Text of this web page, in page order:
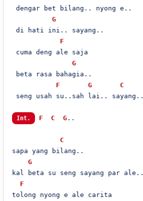
dengar bet bilang.. nyong e..
G
di hati ini.. sayang..
F
cuma deng ale saja
G
beta rasa bahagia..
F
G
C
seng usah su..sah lai.. sayang..
Int. F C G..
C
sapa yang bilang..
G
kal beta su seng sayang par ale..
F
tolong nyong e ale carita